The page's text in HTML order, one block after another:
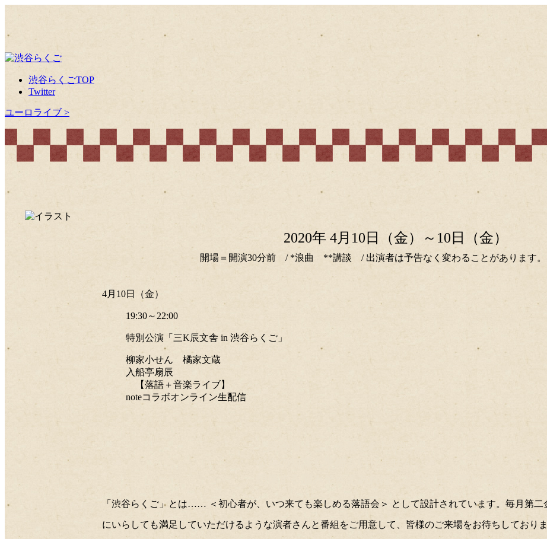
渋谷らくごTOP
Twitter
ユーロライブ >
2020年 4月10日（金）～10日（金）
開場＝開演30分前 / *浪曲 **講談 / 出演者は予告なく変わることがあります。
4月10日（金）
19:30～22:00
特別公演「三K辰文舎 in 渋谷らくご」
柳家小せん 橘家文蔵
入船亭扇辰
【落語＋音楽ライブ】
noteコラボオンライン生配信
「渋谷らくご」を楽しむためには、
なんの知識も準備もいりません。
「渋谷らくご」とは…… ＜初心者が、いつ来ても楽しめる落語会＞ として設計されています。毎月第二
にいらしても満足していただけるような演者さんと番組をご用意して、皆様のご来場をお待ちしており